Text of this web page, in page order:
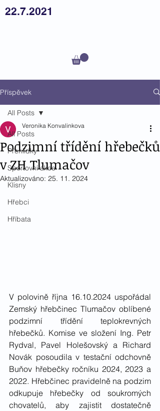
22.7.2021
Příspěvek
All Posts
Přehlídky
Sportovní akce
Klisny
Hřebci
Hříbata
All Posts
Podzimní třídění hřebečků
v ZH Tlumačov
Veronika Konvalinkova
Aktualizováno: 25. 11. 2024
V polovině října 16.10.2024 uspořádal
Zemský hřebčinec Tlumačov oblíbené
podzimní třídění teplokrevných
hřebečků. Komise ve složení Ing. Petr
Rydval, Pavel Holešovský a Richard
Novák posoudila v testační odchovně
Buňov hřebečky ročníku 2024, 2023 a
2022. Hřebčinec pravidelně na podzim
odkupuje hřebečky od soukromých
chovatelů, aby zajistit dostatečně